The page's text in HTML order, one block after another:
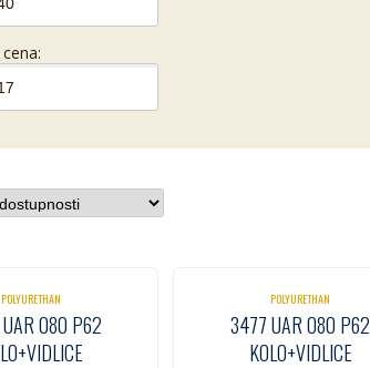
POLYURETHAN
080 P62
POLYURETHAN
3477 UAR 080 P62
KOLO+VIDLICE